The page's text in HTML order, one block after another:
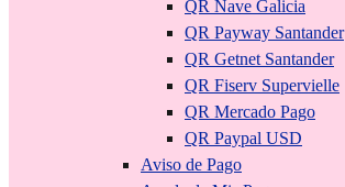
QR Nave Galicia
QR Payway Santander
QR Getnet Santander
QR Fiserv Supervielle
QR Mercado Pago
QR Paypal USD
Aviso de Pago